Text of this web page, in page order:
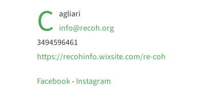
C agliari
info@recoh.org
3494596461
https://recohinfo.wixsite.com/re-coh
Facebook-Instagram